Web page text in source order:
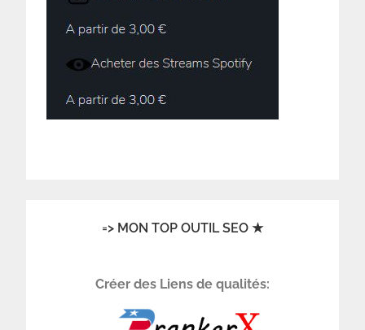
=> MON TOP OUTIL SEO ★
Créer des Liens de qualités: